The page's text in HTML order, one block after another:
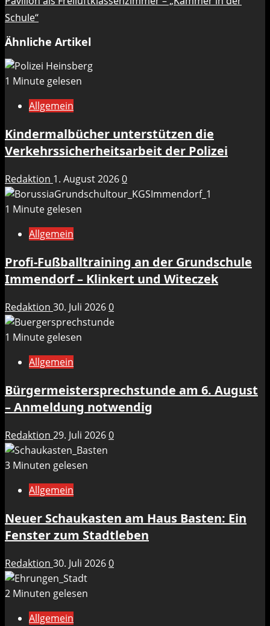
Schule“
Ähnliche Artikel
1 Minute gelesen
Allgemein
Kindermalbücher unterstützen die
Verkehrssicherheitsarbeit der Polizei
Redaktion 1. August 20260
1 Minute gelesen
Allgemein
Profi-Fußballtraining an der Grundschule
Immendorf – Klinkert und Witeczek
Redaktion 30. Juli 20260
1 Minute gelesen
Allgemein
Bürgermeistersprechstunde am 6. August
– Anmeldung notwendig
Redaktion 29. Juli 20260
3 Minuten gelesen
Allgemein
Neuer Schaukasten am Haus Basten: Ein
Fenster zum Stadtleben
Redaktion 30. Juli 20260
2 Minuten gelesen
Allgemein